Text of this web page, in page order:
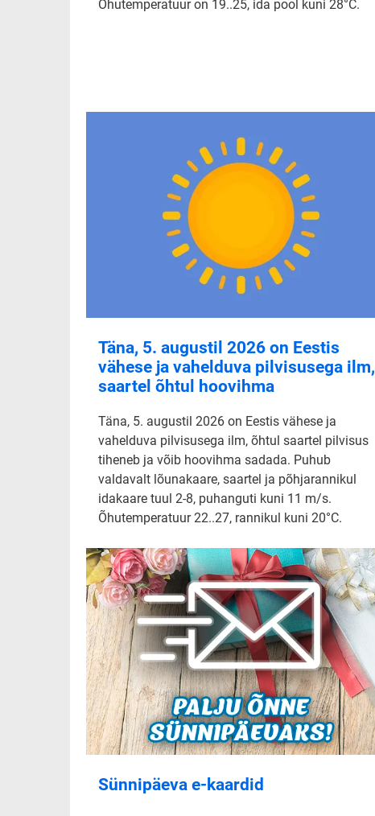
Õhutemperatuur on 19..25, ida pool kuni 28°C.
Täna, 5. augustil 2026 on Eestis
vähese ja vahelduva pilvisusega ilm,
saartel õhtul hoovihma
Täna, 5. augustil 2026 on Eestis vähese ja
vahelduva pilvisusega ilm, õhtul saartel pilvisus
tiheneb ja võib hoovihma sadada. Puhub
valdavalt lõunakaare, saartel ja põhjarannikul
idakaare tuul 2-8, puhanguti kuni 11 m/s.
Õhutemperatuur 22..27, rannikul kuni 20°C.
Sünnipäeva e-kaardid